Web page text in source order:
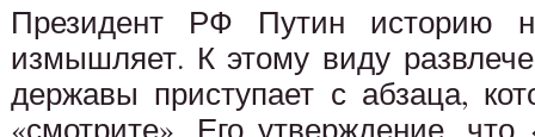
Президент РФ Путин историю
измышляет. К этому виду
державы приступает с абзаца,
«смотрите». Его утверждение,